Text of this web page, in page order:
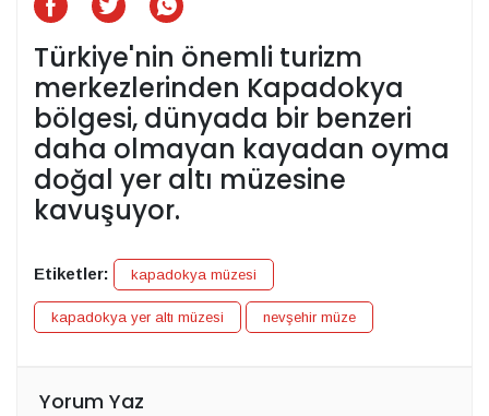
Türkiye'nin önemli turizm
merkezlerinden Kapadokya
bölgesi, dünyada bir benzeri
daha olmayan kayadan oyma
doğal yer altı müzesine
kavuşuyor.
Etiketler: kapadokya müzesi
kapadokya yer altı müzesi nevşehir müze
Yorum Yaz